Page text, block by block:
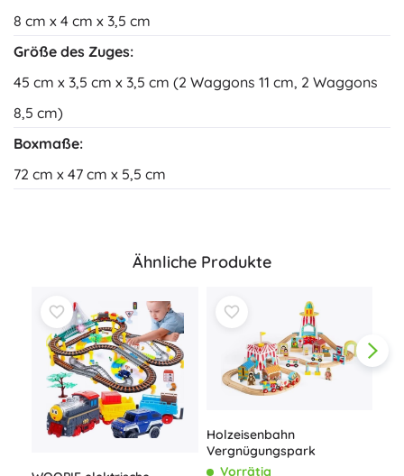
8 cm x 4 cm x 3,5 cm
Größe des Zuges:
45 cm x 3,5 cm x 3,5 cm (2 Waggons 11 cm, 2 Waggons
8,5 cm)
Boxmaße:
72 cm x 47 cm x 5,5 cm
Ähnliche Produkte
Holzeisenbahn
Vergnügungspark
Vorrätig